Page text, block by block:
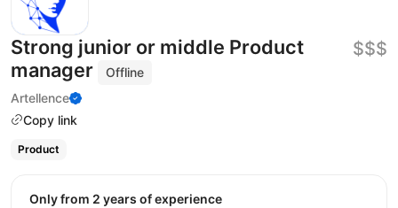
Strong junior or middle Product
manager
Offline
Artellence
Copy link
$$$
Product
Only from 2 years of experience